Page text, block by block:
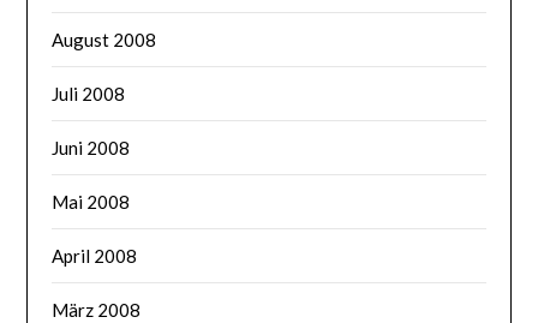
August 2008
Juli 2008
Juni 2008
Mai 2008
April 2008
März 2008